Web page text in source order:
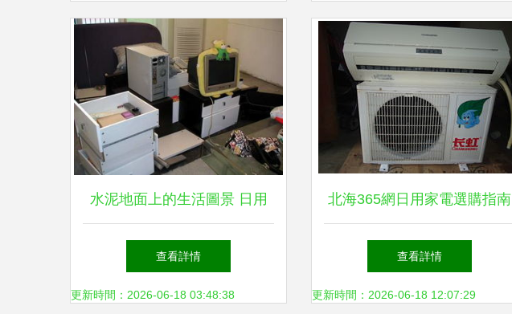
水泥地面上的生活圖景 日用
家電與床墊的樸素日常
查看詳情
更新時間：2026-06-18 03:48:38
北海365網日用家電選購指南
打造舒適家居生活
查看詳情
更新時間：2026-06-18 12:07:29